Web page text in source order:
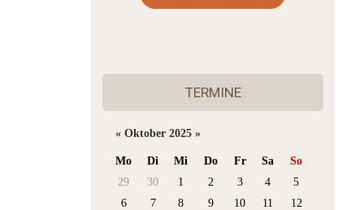
TERMINE
« Oktober 2025 »
Mo Di Mi Do Fr Sa
So
29
30 1 2 3 4
5
6
7 8 9 10 11
12